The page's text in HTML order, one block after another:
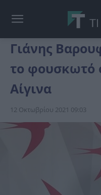
Γιάνης
το φουσκωτό
Αίγινα
12 Οκτωβρίου 2021 09:03